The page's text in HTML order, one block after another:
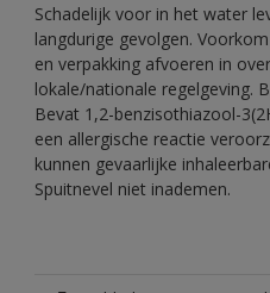
Schadelijk voor in het water
langdurige gevolgen.
en verpakking afvoeren in
lokale/nationale regelgeving.
Bevat 1,2-benzisothiazool-
een allergische reactie
kunnen gevaarlijke
Spuitnevel niet inademen.